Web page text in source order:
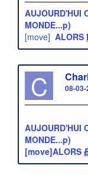
AUJOURD'HUI
MONDE...p)
[move] ALORS
C 08-
AUJOURD'HUI
MONDE...p)
[move]ALORS